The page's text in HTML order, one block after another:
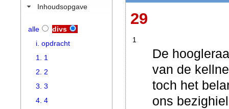
29
1
De
van de
toch het
ons
Inhoudsopgave
alle
divs
i. opdracht
1. 1
2. 2
3. 3
4. 4